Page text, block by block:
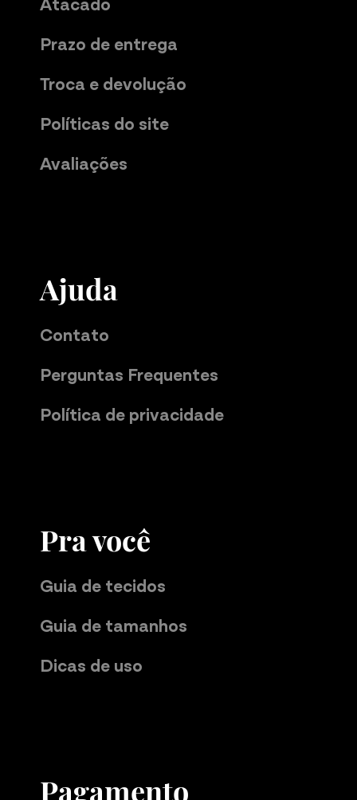
Prazo de entrega
Troca e devolução
Políticas do site
Avaliações
Ajuda
Contato
Perguntas Frequentes
Política de privacidade
Pra você
Guia de tecidos
Guia de tamanhos
Dicas de uso
Pagamento